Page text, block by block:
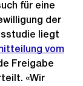
für eine
der
liegt
vom
Freigabe
«Wir